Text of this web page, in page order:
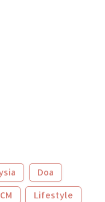
Doa
Lifestyle